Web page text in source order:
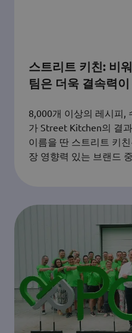
스트리트 키친: 비
팀은 더욱 결속력
8,000개 이상의 레시피,
가 Street Kitchen의 결
이름을 딴 스트리트 키
장 영향력 있는 브랜드